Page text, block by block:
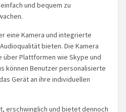
und bequem zu
eine Kamera und integrierte
bieten. Die Kamera
über Plattformen wie Skype und
können Benutzer personalisierte
Gerät an ihre individuellen
erschwinglich und bietet dennoch